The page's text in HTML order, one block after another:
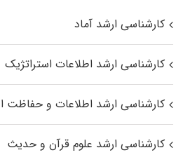
کارشناسی ارشد آماد
کارشناسی ارشد اطلاعات استراتژیک
کارشناسی ارشد اطلاعات و حفاظت
کارشناسی ارشد علوم قرآن و حدیث